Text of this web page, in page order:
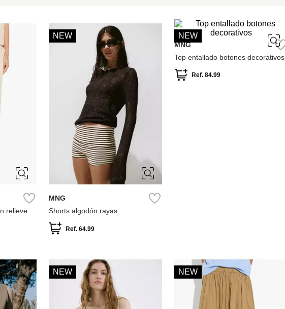
relieve
NEW
MNG
Shorts algodón rayas
Ref.64.99
NEW
M L
MNG
Top entallado botones decorativos
Ref. 84.99
NEW NEW